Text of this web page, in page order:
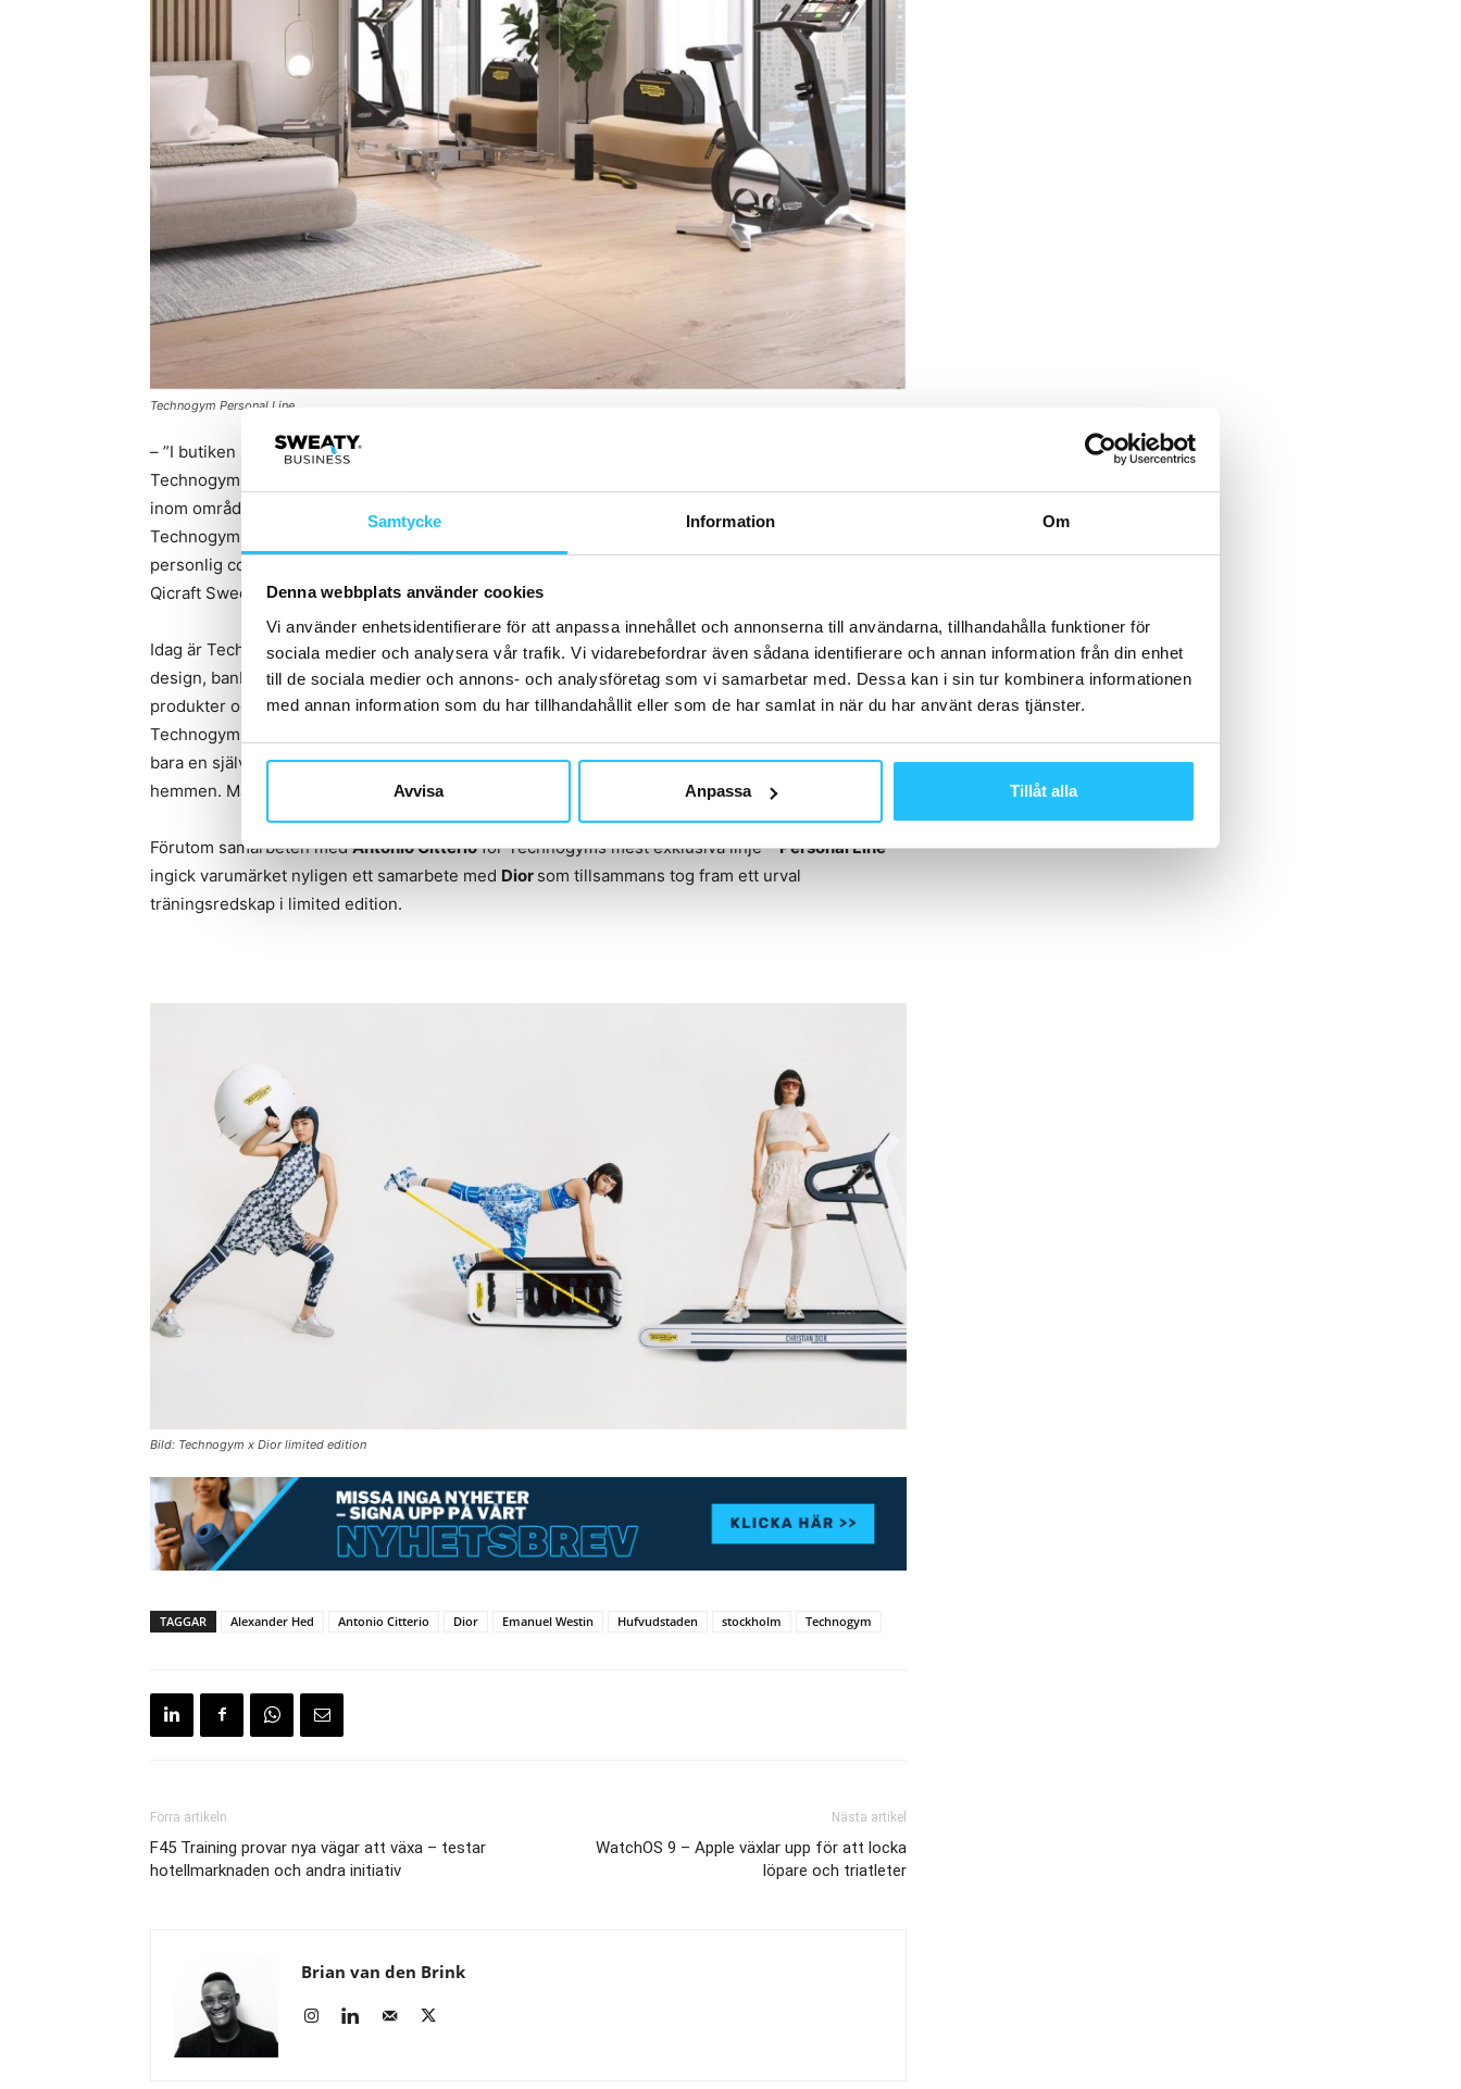
Samtycke Information Om
Denna webbplats använder cookies
Vi använder enhetsidentifierare för att anpassa innehållet och annonserna till användarna, tillhandahålla funktioner för
sociala medier och analysera vår trafik. Vi vidarebefordrar även sådana identifierare och annan information från din enhet
till de sociala medier och annons- och analysföretag som vi samarbetar med. Dessa kan i sin tur kombinera informationen
med annan information som du har tillhandahållit eller som de har samlat in när du har använt deras tjänster.
Avvisa Anpassa Tillåt alla
Technogym Personal Line
– ”I butiken kommer det att erbjudas möjlighet till att testa de senaste produkterna från
Technogym, få konsultation för att designa sitt eget hemmagym och tillsammans med arkitekter
inom området planera större projekt både för hemmet och företaget. Det som också gör
Technogym unikt är möjligheten att kombinera träningen med motiverande innehåll och inbyggd
personlig coachning för att få den optimala träningsupplevelsen”, berättar
Qicraft Sweden.
Idag är Technogym världens ledande wellnessföretag som genom sin innovation, italienska
design, banbrytande teknologi och höga kvalitet lyckats leda den globala utvecklingen för
produkter och lösningar inom wellness. Idag tränar över 50 miljoner människor världen över på
Technogym och träningsutrustning återfinns på över 80 000 träningscenter. Technogym är inte
bara en självklarhet för de mest eftertraktade gymmen, 5-stjärniga hotell och de mest exklusiva
hemmen. Man har också varit exklusiv leverantör till de olympiska spelen sedan år 2000.
Förutom samarbeten medAntonio Citterioför Technogyms mest exklusiva linje –Personal Line–
ingick varumärket nyligen ett samarbete med Dior som tillsammans tog fram ett urval
träningsredskap i limited edition.
Bild: Technogym x Dior limited edition
TAGGAR Alexander Hed Antonio Citterio Dior Emanuel Westin Hufvudstaden stockholm Technogym
Förra artikeln
F45 Training provar nya vägar att växa – testar
hotellmarknaden och andra initiativ
Nästa artikel
WatchOS 9 – Apple växlar upp för att locka
löpare och triatleter
Brian van den Brink